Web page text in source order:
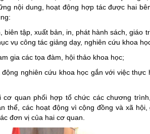
nội dung, hoạt động hợp tác được hai
biên tập, xuất bản, in, phát hành sách, giáo
vụ công tác giảng dạy, nghiên cứu khoa
gia các tọa đàm, hội thảo khoa học;
nghiên cứu khoa học gắn với việc thực
cơ quan phối hợp tổ chức các chương
thể, các hoạt động vì cộng đồng và xã hội,
đơn vị của hai cơ quan.